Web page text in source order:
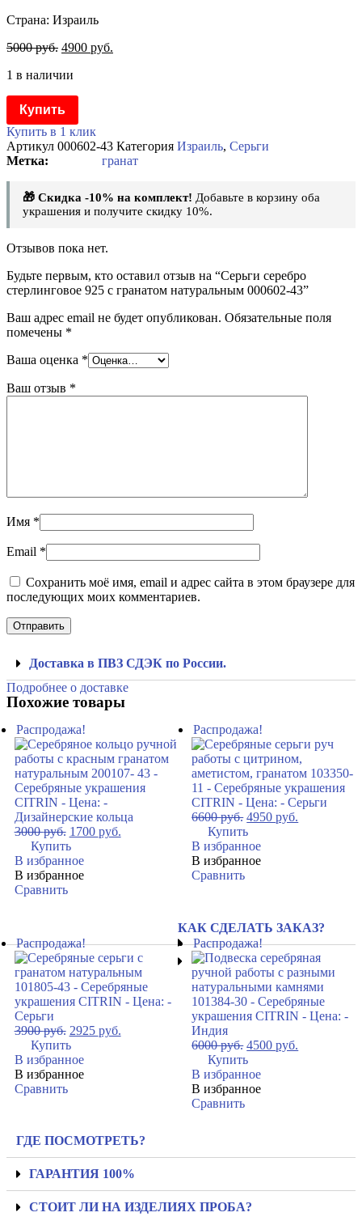
Страна: Израиль
5000руб. 4900 руб.
1 в наличии
Купить
Купить в 1 клик
Артикул 000602-43 Категория Израиль, Серьги
гранат
🎁 Скидка -10% на комплект! Добавьте в корзину оба
украшения и получите скидку 10%.
Отзывов пока нет.
Будьте первым, кто оставил отзыв на “Серьги серебро
стерлинговое 925 с гранатом натуральным 000602-43”
Ваш адрес email не будет опубликован. Обязательные поля
помечены *
Ваша оценка *
Ваш отзыв *
Имя *
Email *
Сохранить моё имя, email и адрес сайта в этом браузере для
последующих моих комментариев.
Доставка в ПВЗ СДЭК по России.
Подробнее о доставке
Похожие товары
Распродажа!
3000руб. 1700 руб.
Купить
В избранное
В избранное
Сравнить
Распродажа!
6600руб. 4950руб.
Купить
В избранное
В избранное
Сравнить
Распродажа!
3900руб. 2925 руб.
Купить
В избранное
В избранное
Сравнить
Распродажа!
6000руб. 4500руб.
Купить
В избранное
В избранное
Сравнить
КАК СДЕЛАТЬ ЗАКАЗ?
ГДЕ ПОСМОТРЕТЬ?
ГАРАНТИЯ 100%
СТОИТ ЛИ НА ИЗДЕЛИЯХ ПРОБА?